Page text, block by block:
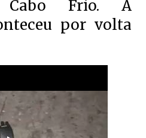
Cabo Frio. A
por volta